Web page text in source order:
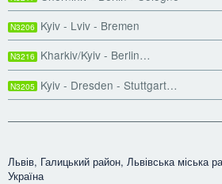
N3206 Kyiv - Lviv - Bremen
N3216 Kharkiv/Kyiv - Berlin…
N3205 Kyiv - Dresden - Stuttgart…
Львів, Галицький район, Львівська міська
Україна